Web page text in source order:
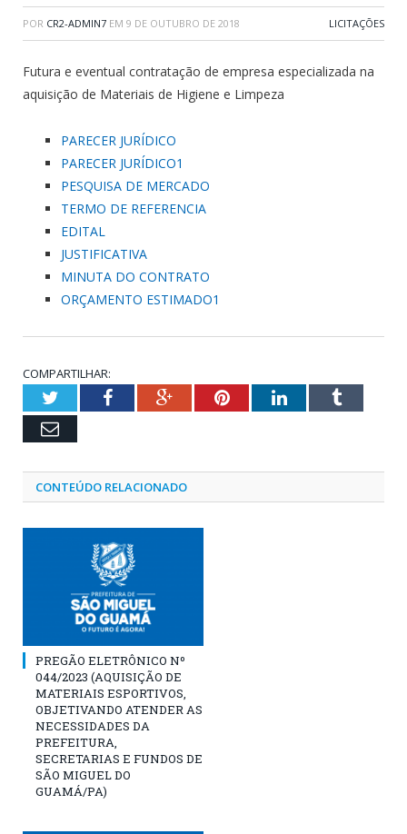
POR CR2-ADMIN7 EM 9 DE OUTUBRO DE 2018 LICITAÇÕES
Futura e eventual contratação de empresa especializada na
aquisição de Materiais de Higiene e Limpeza
PARECER JURÍDICO
PARECER JURÍDICO1
PESQUISA DE MERCADO
TERMO DE REFERENCIA
EDITAL
JUSTIFICATIVA
MINUTA DO CONTRATO
ORÇAMENTO ESTIMADO1
COMPARTILHAR:
TwitterFacebookGoogle+PinterestLinkedInTumblr
Email
CONTEÚDO RELACIONADO
PREGÃO ELETRÔNICO Nº
044/2023 (AQUISIÇÃO DE
MATERIAIS ESPORTIVOS,
OBJETIVANDO ATENDER AS
NECESSIDADES DA
PREFEITURA,
SECRETARIAS E FUNDOS DE
SÃO MIGUEL DO
GUAMÁ/PA)